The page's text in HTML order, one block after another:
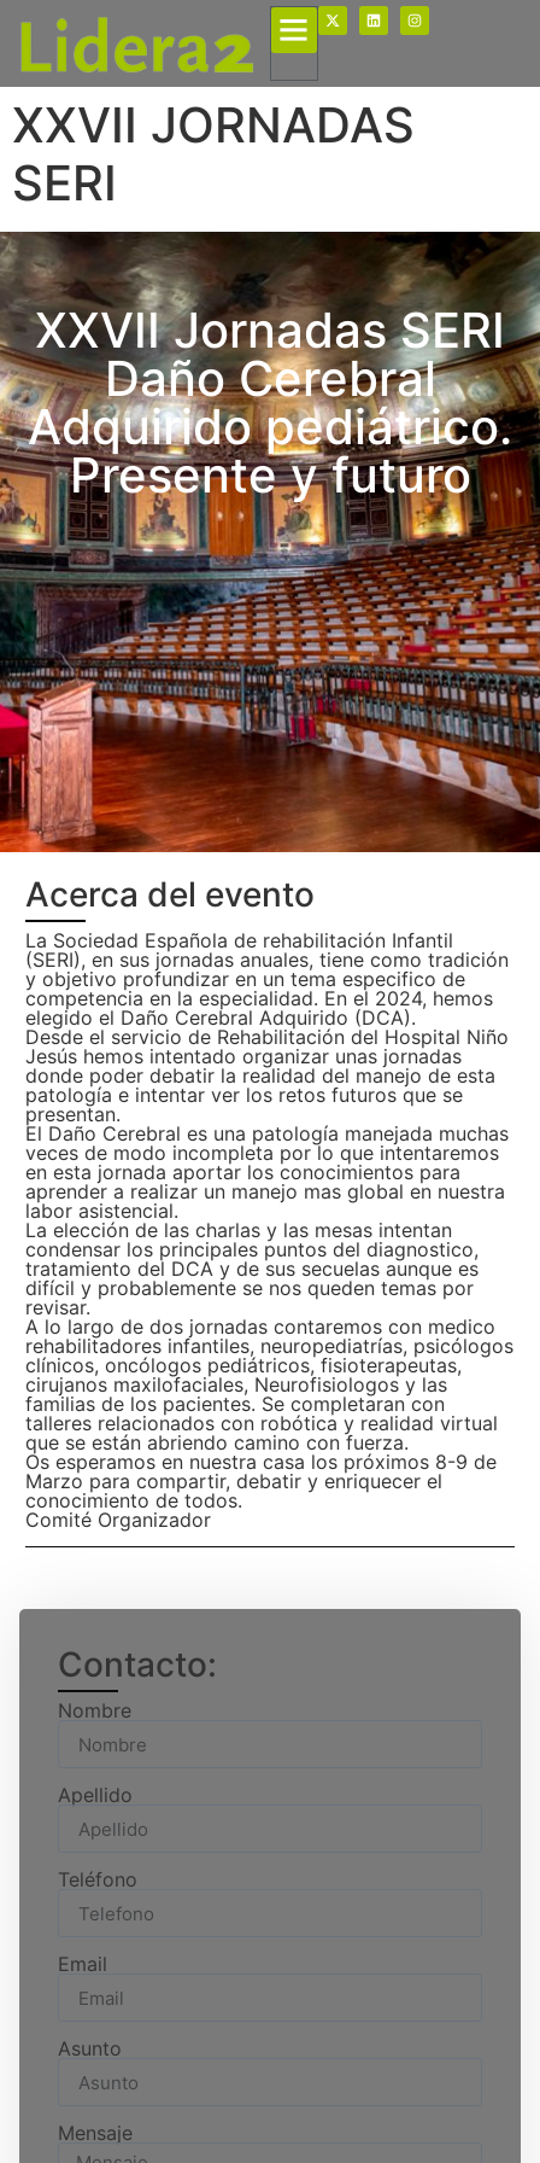
XXVII JORNADAS
SERI
XXVII Jornadas SERI
Daño Cerebral
Adquirido pediátrico.
Presente y futuro
Acerca del evento
La Sociedad Española de rehabilitación Infantil
(SERI), en sus jornadas anuales, tiene como tradición
y objetivo profundizar en un tema especifico de
competencia en la especialidad. En el 2024, hemos
elegido el Daño Cerebral Adquirido (DCA).
Desde el servicio de Rehabilitación del Hospital Niño
Jesús hemos intentado organizar unas jornadas
donde poder debatir la realidad del manejo de esta
patología e intentar ver los retos futuros que se
presentan.
El Daño Cerebral es una patología manejada muchas
veces de modo incompleta por lo que intentaremos
en esta jornada aportar los conocimientos para
aprender a realizar un manejo mas global en nuestra
labor asistencial.
La elección de las charlas y las mesas intentan
condensar los principales puntos del diagnostico,
tratamiento del DCA y de sus secuelas aunque es
difícil y probablemente se nos queden temas por
revisar.
A lo largo de dos jornadas contaremos con medico
rehabilitadores infantiles, neuropediatrías, psicólogos
clínicos, oncólogos pediátricos, fisioterapeutas,
cirujanos maxilofaciales, Neurofisiologos y las
familias de los pacientes. Se completaran con
talleres relacionados con robótica y realidad virtual
que se están abriendo camino con fuerza.
Os esperamos en nuestra casa los próximos 8-9 de
Marzo para compartir, debatir y enriquecer el
conocimiento de todos.
Comité Organizador
Contacto:
Nombre
Apellido
Teléfono
Email
Asunto
Mensaje